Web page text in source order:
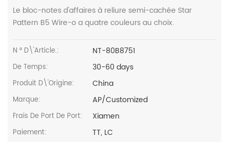
Le bloc-notes d'affaires à reliure semi-cachée Star
Pattern B5 Wire-o a quatre couleurs au choix.
N ° D\'article.: NT-80B8751
De Temps: 30-60 days
Produit D\'Origine: China
Marque: AP/Customized
Frais De Port De Port: Xiamen
Paiement: TT, LC